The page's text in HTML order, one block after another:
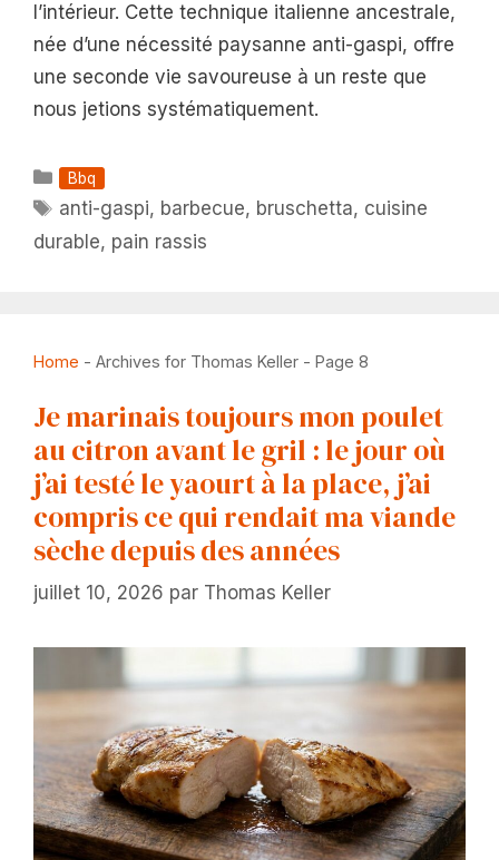
l’intérieur. Cette technique italienne ancestrale,
née d’une nécessité paysanne anti-gaspi, offre
une seconde vie savoureuse à un reste que
nous jetions systématiquement.
Catégories
Bbq
Étiquettes
anti-gaspi, barbecue, bruschetta, cuisine
durable, pain rassis
Home - Archives for Thomas Keller - Page 8
Je marinais toujours mon poulet
au citron avant le gril : le jour où
j’ai testé le yaourt à la place, j’ai
compris ce qui rendait ma viande
sèche depuis des années
juillet 10, 2026 par Thomas Keller